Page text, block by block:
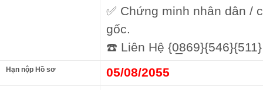
✅ Chứng minh nhân dân /
gốc.
☎️ Liên Hệ
Hạn nộp Hồ sơ 05/08/2055